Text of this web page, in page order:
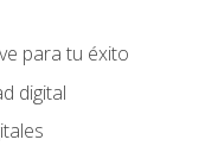
para tu éxito
digital